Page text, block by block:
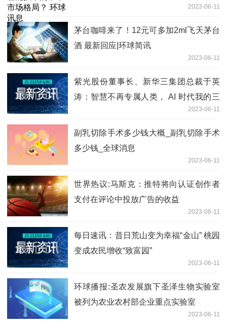
2023-06-11
茅台咖啡来了！12元可多加2ml飞天茅台
酒 最新回应|环球简讯
2023-06-11
紫光股份董事长、新华三集团总裁于英
涛：智慧不再专属人类， AI 时代我的三
2023-06-11
副乳切除手术多少钱大概_副乳切除手术
多少钱_全球消息
2023-06-11
世界热议:马斯克：推特将向认证创作者
支付在评论中投放广告的收益
2023-06-11
每日速讯：昔日荒山变为幸福“金山” 桃园
变成农民增收“致富园”
2023-06-11
环球播报:圣农发展旗下圣泽生物实验室
被列为农业农村部企业重点实验室
2023-06-11